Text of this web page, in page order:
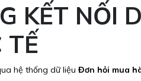
KẾT NỐI
TẾ
hệ thống dữ liệu Đơn hỏi mua